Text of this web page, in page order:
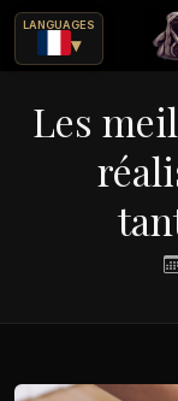
LANGUAGES
▾
Les